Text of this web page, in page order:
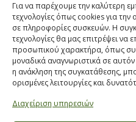
Για να παρέχουμε την καλύτερη
τεχνολογίες όπως cookies για
σε πληροφορίες συσκευών. Η
τεχνολογίες θα μας επιτρέψει να
προσωπικού χαρακτήρα, όπως
μοναδικά αναγνωριστικά σε
η ανάκληση της συγκατάθεσης,
ορισμένες λειτουργίες και
Διαχείριση υπηρεσιών
Τηλ:231 030 9709,231 035
Email:info@ecobuildings.gr
Email:
ΟΡΟΙ ΧΡΗΣΗΣ
ΠΟΛΙΤΙΚΗ ΑΠΟΡΡΗΤΟΥ
ΒΡΕΙΤΕ ΜΑΣ ΣΤΟ ΧΑΡΤΗ